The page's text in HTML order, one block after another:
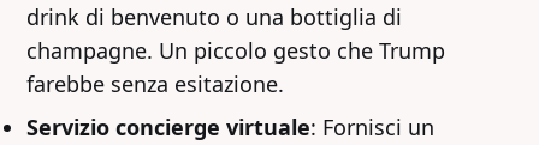
drink di benvenuto o una bottiglia di
champagne. Un piccolo gesto che Trump
farebbe senza esitazione.
Servizio concierge virtuale: Fornisci un